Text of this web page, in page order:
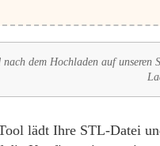
dem Hochladen auf unseren
lädt Ihre STL-Datei